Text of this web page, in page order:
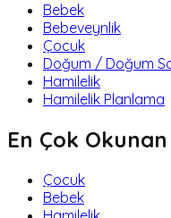
Bebek
Bebeveynlik
Çocuk
Doğum / Doğum
Hamilelik
Hamilelik Planlama
En Çok
Çocuk
Bebek